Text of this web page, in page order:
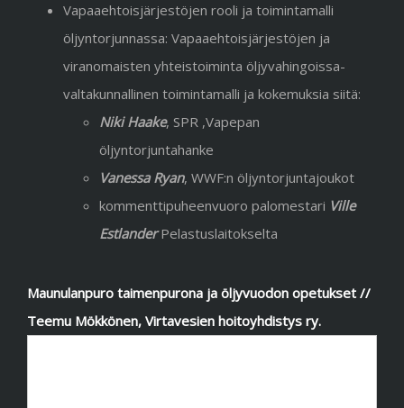
Vapaaehtoisjärjestöjen rooli ja toimintamalli
öljyntorjunnassa: Vapaaehtoisjärjestöjen ja
viranomaisten yhteistoiminta öljyvahingoissa-
valtakunnallinen toimintamalli ja kokemuksia siitä:
Niki Haake, SPR ,Vapepan
öljyntorjuntahanke
Vanessa Ryan, WWF:n öljyntorjuntajoukot
kommenttipuheenvuoro palomestari Ville
EstlanderPelastuslaitokselta
Maunulanpuro taimenpurona ja öljyvuodon opetukset //
Teemu Mökkönen, Virtavesien hoitoyhdistys ry.